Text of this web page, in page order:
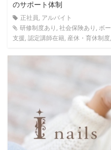
のサポート体制
正社員, アルバイト
研修制度あり, 社会保険あり, ボ
支援, 認定講師在籍, 産休・育休制